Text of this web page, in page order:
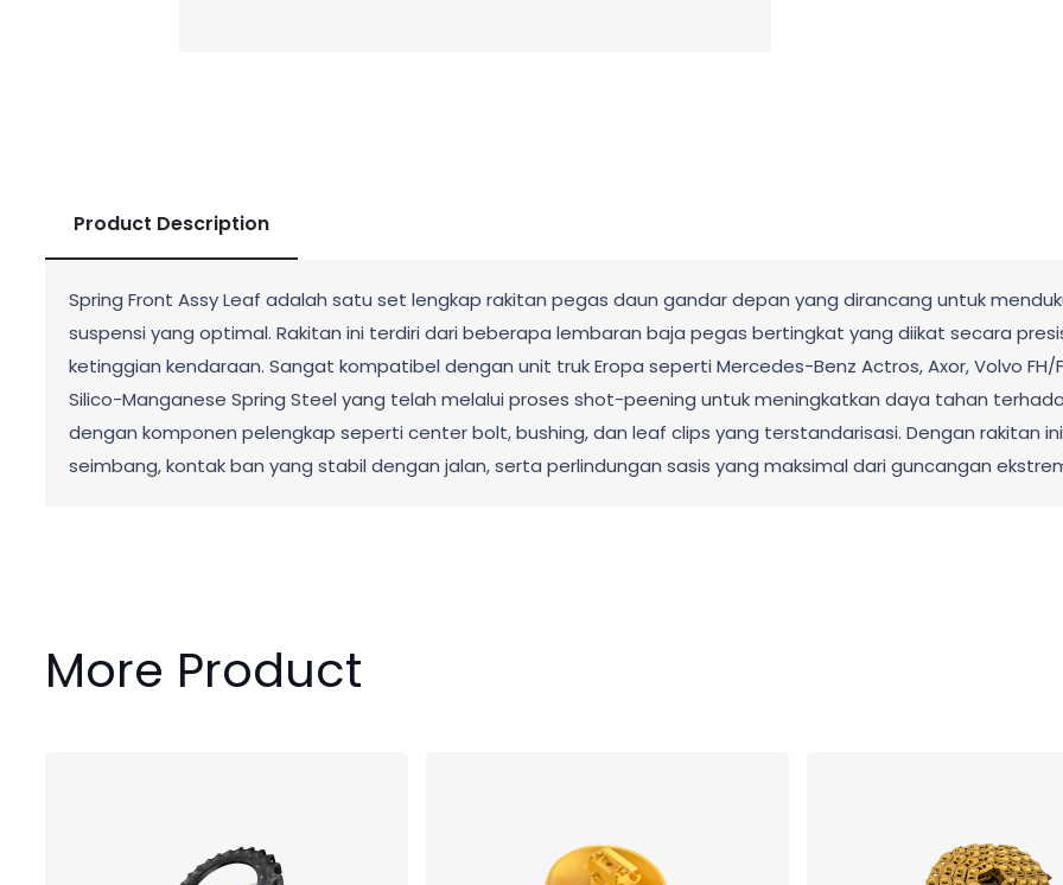
Product Description
Spring Front Assy Leaf adalah satu set lengkap rakitan pegas daun gandar depan yang dirancang untuk
suspensi yang optimal. Rakitan ini terdiri dari beberapa lembaran baja pegas bertingkat yang diikat secara
ketinggian kendaraan. Sangat kompatibel dengan unit truk Eropa seperti Mercedes-Benz Actros, Axor, Volvo
Silico-Manganese Spring Steel yang telah melalui proses shot-peening untuk meningkatkan daya tahan
dengan komponen pelengkap seperti center bolt, bushing, dan leaf clips yang terstandarisasi. Dengan rakitan
seimbang, kontak ban yang stabil dengan jalan, serta perlindungan sasis yang maksimal dari guncangan
More Product